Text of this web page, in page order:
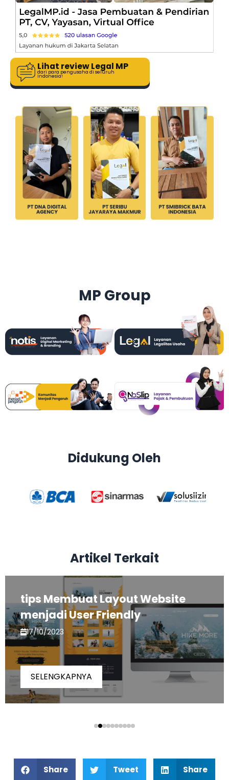
Lihat review Legal MP
dari para pengusaha di seluruh
Indonesia!
MP Group
Didukung Oleh
Artikel Terkait
tips Membuat Layout Website
menjadi User Friendly
17/10/2023
SELENGKAPNYA
Share Tweet Share